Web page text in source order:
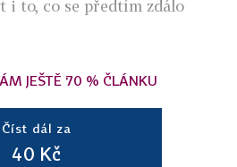
to, co se předtím zdálo
JEŠTĚ 70 % ČLÁNKU
Číst dál za
40 Kč